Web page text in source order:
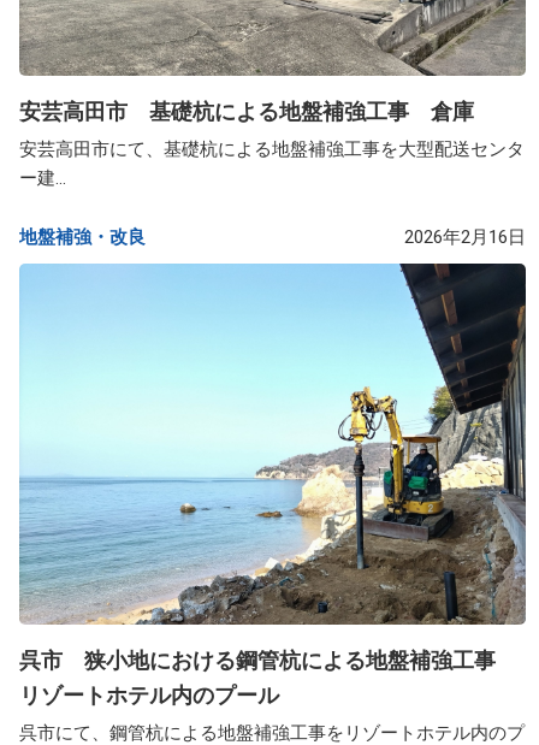
安芸高田市 基礎杭による地盤補強工事 倉庫
安芸高田市にて、基礎杭による地盤補強工事を大型配送センタ
ー建...
地盤補強・改良​ 2026年2月16日
呉市 狭小地における鋼管杭による地盤補強工事
リゾートホテル内のプール
呉市にて、鋼管杭による地盤補強工事をリゾートホテル内のプ